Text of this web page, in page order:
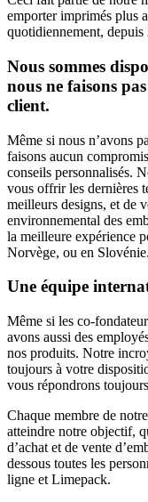
emporter imprimés plus
quotidiennement,
Nous sommes
nous ne faisons
client.
Même si nous n’avons
faisons aucun
conseils personnalisés.
vous offrir les dernières
meilleurs designs, et de
environnemental des
la meilleure expérience
Norvège, ou en Slovénie.
Une équipe
Même si les co-
avons aussi des
nos produits. Notre
toujours à votre
vous répondrons
Chaque membre de
atteindre notre objectif,
d’achat et de vente
dessous toutes les
ligne et Limepack.